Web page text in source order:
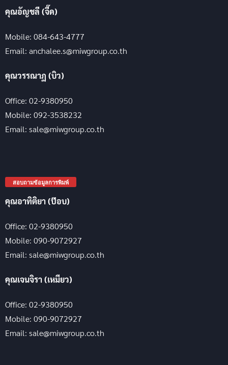
คุณอัญชลี (จี๊ด)
Mobile: 084-643-4777
Email: anchalee.s@miwgroup.co.th
คุณวรรณาฏ (บิว)
Office: 02-9380950
Mobile: 092-3538232
Email: sale@miwgroup.co.th
สอบถามข้อมูลการพิมพ์
คุณอาทิติยา (ป๊อบ)
Office: 02-9380950
Mobile: 090-9072927
Email: sale@miwgroup.co.th
คุณเจนจิรา (เหมียว)
Office: 02-9380950
Mobile: 090-9072927
Email: sale@miwgroup.co.th